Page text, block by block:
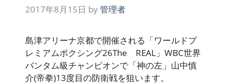
2017年8月15日 by管理者
島津アリーナ京都で開催される「ワールドプ
レミアムボクシング26The REAL」WBC世界
バンタム級チャンピオンで「神の左」山中慎
介(帝拳)13度目の防衛戦を狙います。